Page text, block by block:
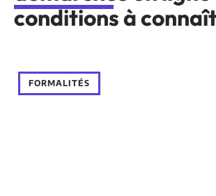
conditions à
FORMALITÉS